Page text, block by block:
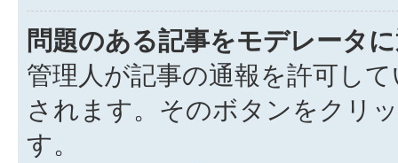
問題のある記事をモデレータ
管理人が記事の通報を許可し
されます。そのボタンをクリ
す。